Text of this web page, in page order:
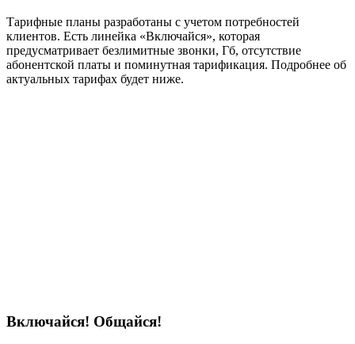
Тарифные планы разработаны с учетом потребностей
клиентов. Есть линейка «Включайся», которая
предусматривает безлимитные звонки, Гб, отсутствие
абонентской платы и поминутная тарификация. Подробнее об
актуальных тарифах будет ниже.
Включайся! Общайся!